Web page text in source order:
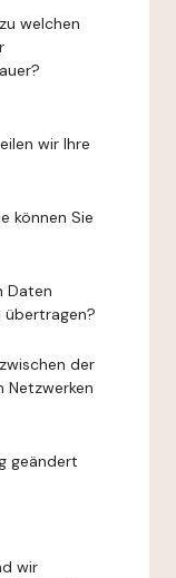
welchen
wir Ihre
können Sie
Daten
übertragen?
der
Netzwerken
geändert
wir